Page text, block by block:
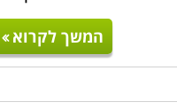
המשך לקרוא